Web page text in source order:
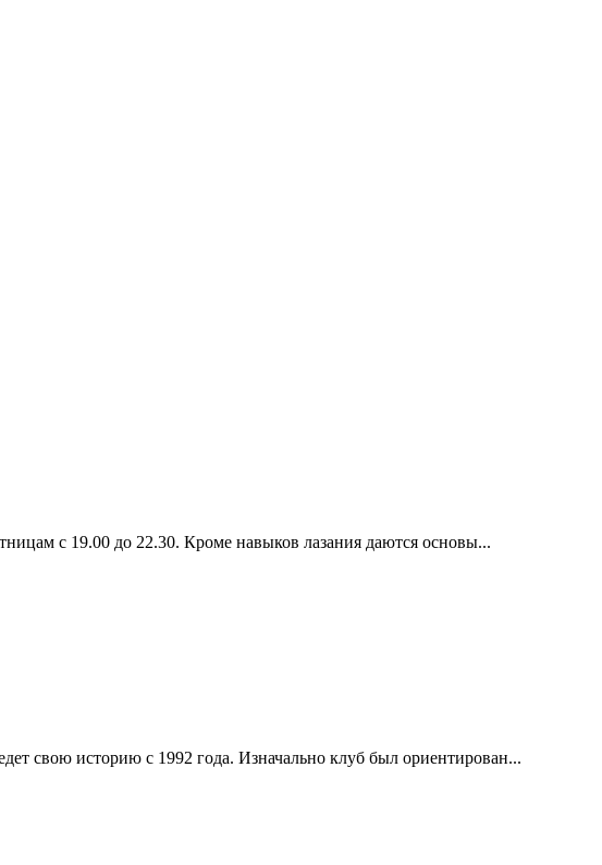
с 19.00 до 22.30. Кроме навыков лазания даются основы...
свою историю с 1992 года. Изначально клуб был ориентирован...